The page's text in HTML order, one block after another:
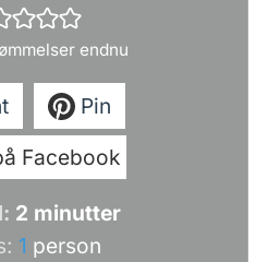
endnu
Pin
Facebook
2 minutter
minutter
1 person